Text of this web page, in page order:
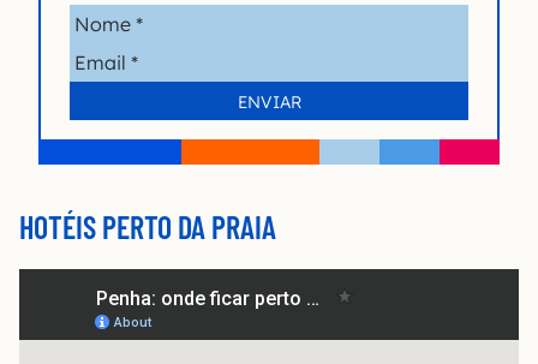
HOTÉIS PERTO DA PRAIA